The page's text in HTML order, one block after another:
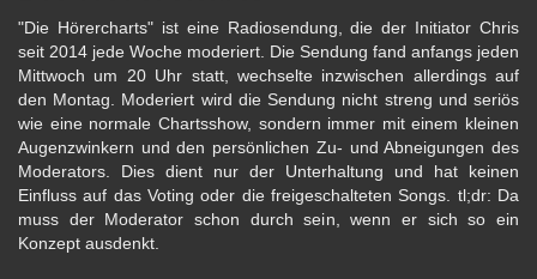
"Die Hörercharts" ist eine Radiosendung, die der Initiator Chris
seit 2014 jede Woche moderiert. Die Sendung fand anfangs jeden
Mittwoch um 20 Uhr statt, wechselte inzwischen allerdings auf
den Montag. Moderiert wird die Sendung nicht streng und seriös
wie eine normale Chartsshow, sondern immer mit einem kleinen
Augenzwinkern und den persönlichen Zu- und Abneigungen des
Moderators. Dies dient nur der Unterhaltung und hat keinen
Einfluss auf das Voting oder die freigeschalteten Songs. tl;dr: Da
muss der Moderator schon durch sein, wenn er sich so ein
Konzept ausdenkt.